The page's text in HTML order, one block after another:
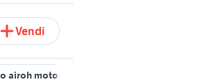
Vendi
airoh motori